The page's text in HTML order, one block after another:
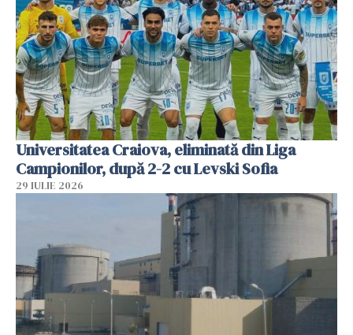
Universitatea Craiova, eliminată din Liga
Campionilor, după 2-2 cu Levski Sofia
29 IULIE 2026